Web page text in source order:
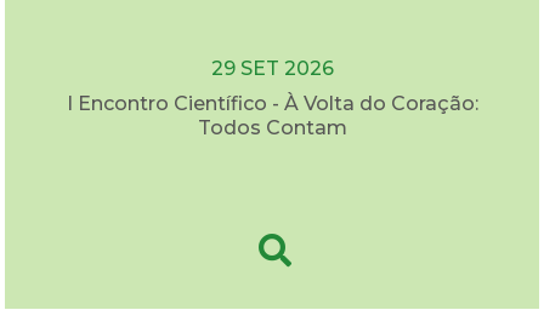
29 SET 2026
I Encontro Científico - À Volta do Coração:
Todos Contam